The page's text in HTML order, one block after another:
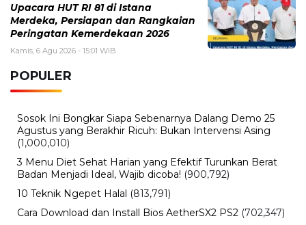
Rabu, 5 Agustus 2026 - 09:29 WIB
Rumor iPhone Air 2 Makin Kuat, Kamera Ganda dan
Chip 2nm Jadi Sorotan
Rabu, 5 Agustus 2026 - 08:48 WIB
Pemutihan Pajak Kendaraan Jatim 2026 Resmi Dibuka,
BERITA TERBARU
Viral
Belasan Penumpang, Polisi Tetapkan
Dua Tersangka